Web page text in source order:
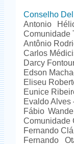
Conselho
Antonio
Comunidade
Antônio
Carlos
Darcy
Edson
Eliseu
Eunice
Evaldo Alves
Fábio
Comunidade
Fernando
Fernando